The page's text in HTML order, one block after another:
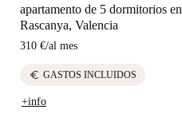
apartamento de 5 dormitorios en
Rascanya, Valencia
310 €/al mes
euro GASTOS INCLUIDOS
+info